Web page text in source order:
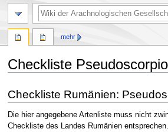
Checkliste
Navigation
springen
Suche
springen
Checkliste Rumänien:
Die hier angegebene Artenliste muss nicht
Checkliste des Landes Rumänien
mehr